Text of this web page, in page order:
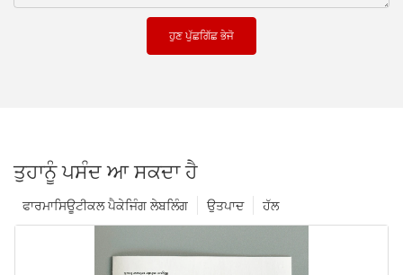
ਹੁਣ ਪੁੱਛਗਿੱਛ ਭੇਜੋ
ਤੁਹਾਨੂੰ ਪਸੰਦ ਆ ਸਕਦਾ ਹੈ
ਹੱਲ
ਉਤਪਾਦ
ਫਾਰਮਾਸਿਊਟੀਕਲ ਪੈਕੇਜਿੰਗ ਲੇਬਲਿੰਗ